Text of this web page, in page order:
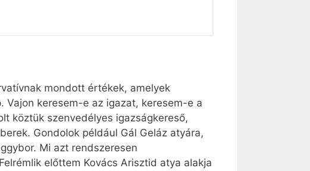
mondott értékek, amelyek
Vajon keresem-e az igazat, keresem-e a
köztük szenvedélyes igazságkereső,
Gondolok például Gál Geláz atyára,
Mi azt rendszeresen
előttem Kovács Arisztid atya alakja